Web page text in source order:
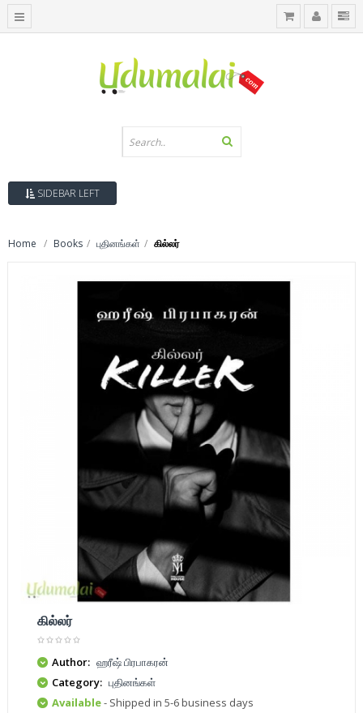
SIDEBAR LEFT
Home Books புதினங்கள் கில்லர்
கில்லர்
Author: ஹரீஷ் பிரபாகரன்
Category: புதினங்கள்
Available- Shipped in 5-6 business days